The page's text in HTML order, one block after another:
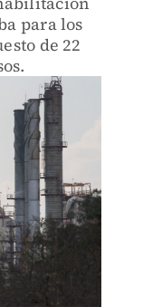
para los
de 22